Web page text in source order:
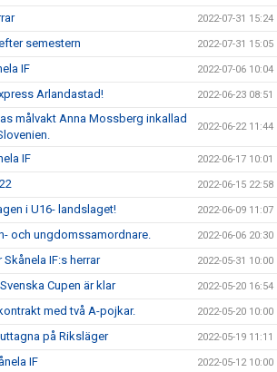
2022-07-31 15:24
semestern 2022-07-31 15:05
IF 2022-07-06 10:04
Arlandastad! 2022-06-23 08:51
målvakt Anna Mossberg inkallad
2022-06-22 11:44
IF 2022-06-17 10:01
2022-06-15 22:58
i U16- landslaget! 2022-06-09 11:07
och ungdomssamordnare. 2022-06-06 20:30
IF:s herrar 2022-05-31 10:00
Cupen är klar 2022-05-20 16:54
med två A-pojkar. 2022-05-20 10:00
på Riksläger 2022-05-19 11:11
IF 2022-05-12 10:00